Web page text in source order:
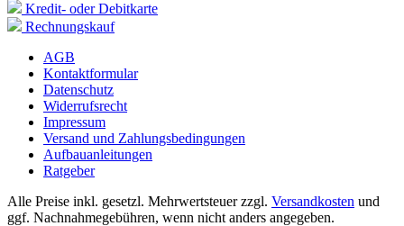
Kredit- oder Debitkarte
Rechnungskauf
AGB
Kontaktformular
Datenschutz
Widerrufsrecht
Impressum
Versand und Zahlungsbedingungen
Aufbauanleitungen
Ratgeber
Alle Preise inkl. gesetzl. Mehrwertsteuer zzgl. Versandkosten und
ggf. Nachnahmegebühren, wenn nicht anders angegeben.